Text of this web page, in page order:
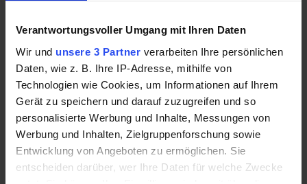
Verantwortungsvoller Umgang mit Ihren Daten
Wir und unsere 3 Partner verarbeiten Ihre persönlichen
Daten, wie z. B. Ihre IP-Adresse, mithilfe von
Technologien wie Cookies, um Informationen auf Ihrem
Gerät zu speichern und darauf zuzugreifen und so
personalisierte Werbung und Inhalte, Messungen von
Werbung und Inhalten, Zielgruppenforschung sowie
Entwicklung von Angeboten zu ermöglichen. Sie
entscheiden darüber, wer Ihre Daten für welche Zwecke
12. November 2015
Die überraschende Erkenntnis aus dem
DAX-Renditedreieck: Wer richtig in Aktien
investiert, kann nur gewinnen
Ein Blick in die Historie führt zu spannenden und wichtigen
Erkenntnissen, die eine Entscheidung, wie man mit Aktien
handeln sollte, erleichtern.Mehr »